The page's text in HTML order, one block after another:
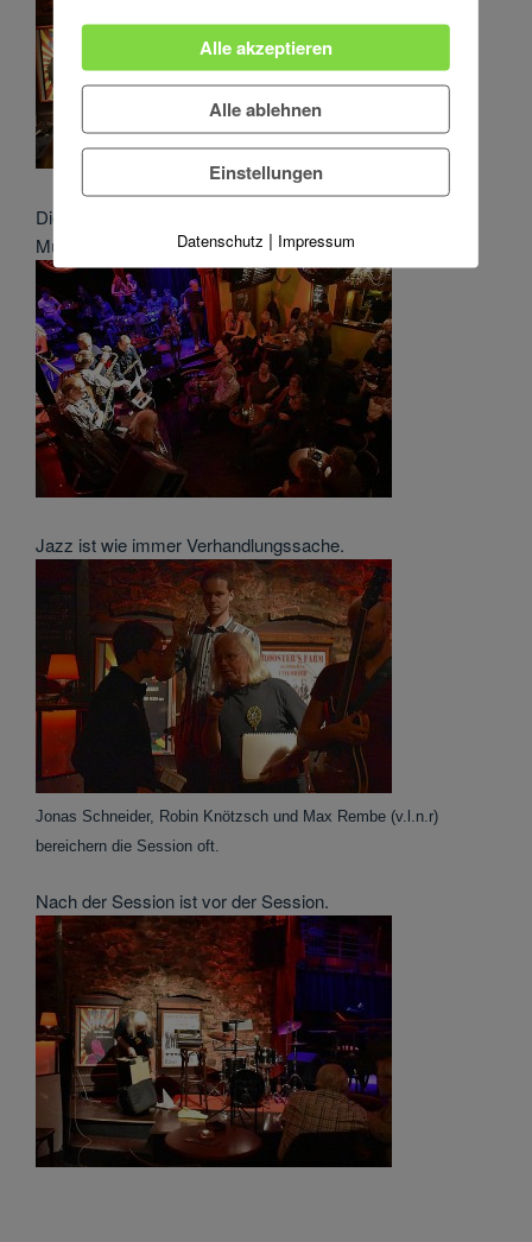
Die Jazzclub-Atmosphäre wird gerade von den Leipziger
Musikern sehr geschätzt.
Jazz ist wie immer Verhandlungssache.
Jonas Schneider, Robin Knötzsch und Max Rembe (v.l.n.r)
bereichern die Session oft.
Nach der Session ist vor der Session.
Alle akzeptieren
Alle ablehnen
Einstellungen
Datenschutz | Impressum